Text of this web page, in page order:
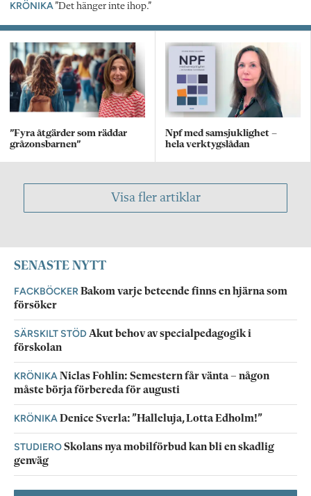
KRÖNIKA”Det hänger inte ihop.”
”Fyra åtgärder som räddar
gråzonsbarnen”
Npf med samsjuklighet –
hela verktygslådan
Visa fler artiklar
SENASTE NYTT
FACKBÖCKERBakom varje beteende finns en hjärna som
försöker
SÄRSKILT STÖDAkut behov av specialpedagogik i
förskolan
KRÖNIKANiclas Fohlin: Semestern får vänta – någon
måste börja förbereda för augusti
KRÖNIKADenice Sverla: ”Halleluja, Lotta Edholm!”
STUDIEROSkolans nya mobilförbud kan bli en skadlig
genväg